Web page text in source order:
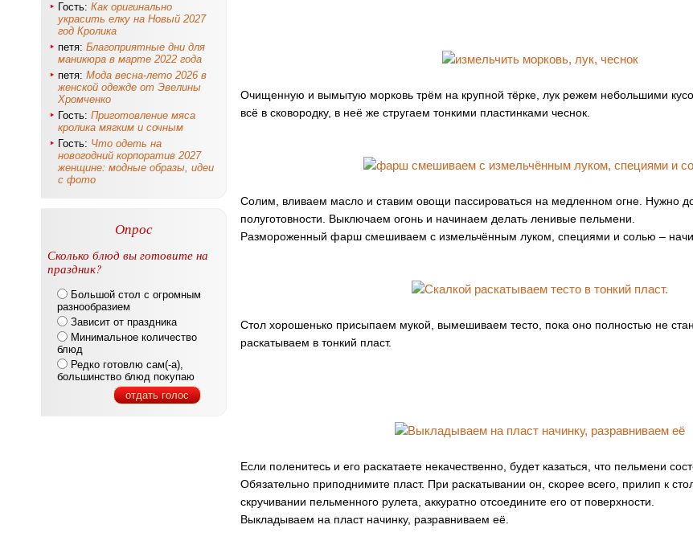
Гость: Как оригинально
украсить елку на Новый 2027
год Кролика
петя: Благоприятные дни для
маникюра в марте 2022 года
петя: Мода весна-лето 2026 в
женской одежде от Эвелины
Хромченко
Гость: Приготовление мяса
кролика мягким и сочным
Гость: Что одеть на
новогодний корпоратив 2027
женщине: модные образы, идеи
с фото
Опрос
Сколько блюд вы готовите на
праздник?
разнообразием
Зависит от праздника
блюд
большинство блюд покупаю
отдать голос
Очищенную и вымытую морковь трём на крупной тёрке, лук режем небольшими
всё в сковородку, в неё же стругаем тонкими пластинками чеснок.
Солим, вливаем масло и ставим овощи пассироваться на медленном огне. Нужно
полуготовности. Выключаем огонь и начинаем делать ленивые пельмени.
Размороженный фарш смешиваем с измельчённым луком, специями и солью –
Стол хорошенько присыпаем мукой, вымешиваем тесто, пока оно полностью не
раскатываем в тонкий пласт.
Если поленитесь и его раскатаете некачественно, будет казаться, что пельмени
Обязательно приподнимите пласт. При раскатывании он, скорее всего, прилип к
скручивании пельменного рулета, аккуратно отсоедините его от поверхности.
Выкладываем на пласт начинку, разравниваем её.